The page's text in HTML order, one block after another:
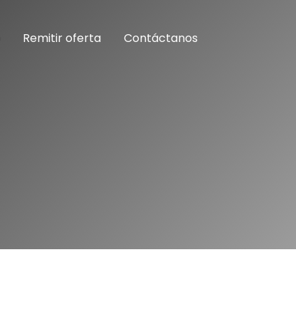
Remitir oferta Contáctanos